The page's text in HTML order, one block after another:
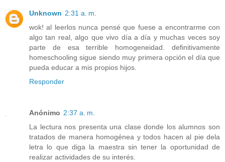
Unknown 2:31 a. m.
wok! al leerlos nunca pensé que fuese a encontrarme con
algo tan real, algo que vivo día a día y muchas veces soy
parte de esa terrible homogeneidad. definitivamente
homeschooling sigue siendo muy primera opción el día que
pueda educar a mis propios hijos.
Responder
Anónimo 2:37 a. m.
La lectura nos presenta una clase donde los alumnos son
tratados de manera homogénea y todos hacen al pie dela
letra lo que diga la maestra sin tener la oportunidad de
realizar actividades de su interés.